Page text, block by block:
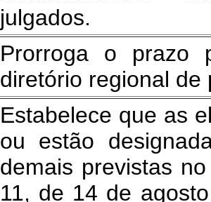
julgados.
Prorroga o prazo
diretório regional de
Estabelece que as
ou estão
demais previstas
11, de 14 de